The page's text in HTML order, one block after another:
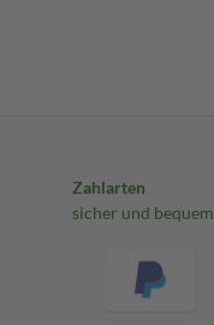
Zahlarten
sicher und bequem